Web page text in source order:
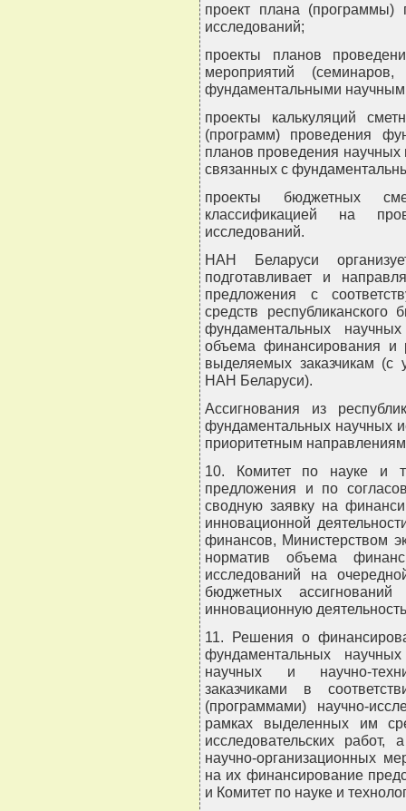
проект плана (программы)
исследований;
проекты планов
мероприятий
фундаментальными
проекты калькуляций
(программ) проведения
планов проведения научных
связанных с
проекты бюджетных
классификацией на
исследований.
НАН Беларуси
подготавливает и
предложения с
средств
фундаментальных
объема финансирования и
выделяемых заказчикам (с
НАН Беларуси).
Ассигнования из
фундаментальных научных
приоритетным
10. Комитет по науке и
предложения и по
сводную заявку на
инновационной
финансов, Министерством
норматив объема
исследований на
бюджетных
инновационную
11. Решения о
фундаментальных
научных и научно-
заказчиками в
(программами) научно-
рамках выделенных им
исследовательских
научно-организационных
на их финансирование
и Комитет по науке и